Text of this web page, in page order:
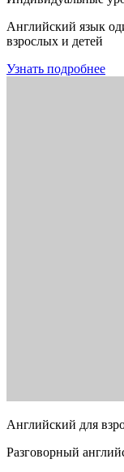
Английский язык
взрослых и детей
Узнать подробнее
Английский для
Разговорный